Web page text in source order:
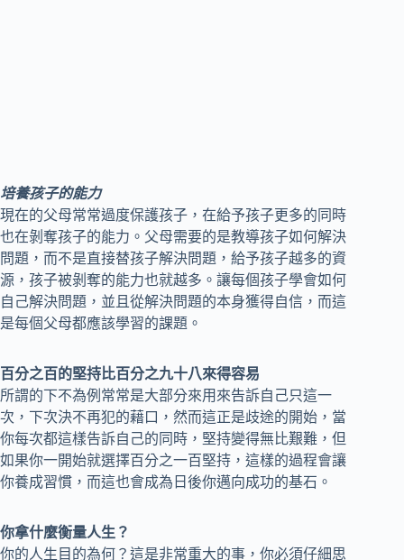
培養孩子的能力
現在的父母常常過度保護孩子，在給予孩子更多的同時
也在剝奪孩子的能力。父母需要的是教導孩子如何解決
問題，而不是直接替孩子解決問題，給予孩子越多的資
源，孩子被剝奪的能力也就越多。讓每個孩子學會如何
自己解決問題，並且從解決問題的本身獲得自信，而這
是每個父母都應該學習的課題。
百分之百的堅持比百分之九十八來得容易
所謂的下不為例常常是大部分來用來告訴自己只這一
次，下次決不再犯的藉口，然而這正是歧途的開始，當
你每次都這樣告訴自己的同時，堅持變得無比艱難，但
如果你一開始就選擇百分之一百堅持，這樣的過程會讓
你養成習慣，而這也會成為日後你邁向成功的基石。
你拿什麼衡量人生？
你的人生目的為何？這是非常重大的事，你必須仔細思